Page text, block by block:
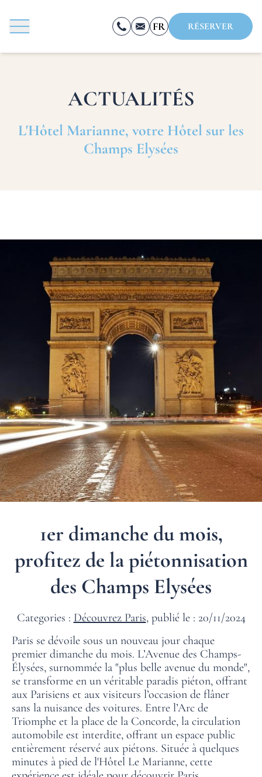
FR
RÉSERVER
RÉSERVER
ACTUALITÉS
L'Hôtel Marianne, votre Hôtel sur les
Champs Elysées
1er dimanche du mois,
profitez de la piétonnisation
des Champs Elysées
Categories : Découvrez Paris, publié le : 20/11/2024
Paris se dévoile sous un nouveau jour chaque
premier dimanche du mois. L’Avenue des Champs-
Élysées, surnommée la "plus belle avenue du monde",
se transforme en un véritable paradis piéton, offrant
aux Parisiens et aux visiteurs l’occasion de flâner
sans la nuisance des voitures. Entre l’Arc de
Triomphe et la place de la Concorde, la circulation
automobile est interdite, offrant un espace public
entièrement réservé aux piétons. Située à quelques
minutes à pied de l'Hôtel Le Marianne, cette